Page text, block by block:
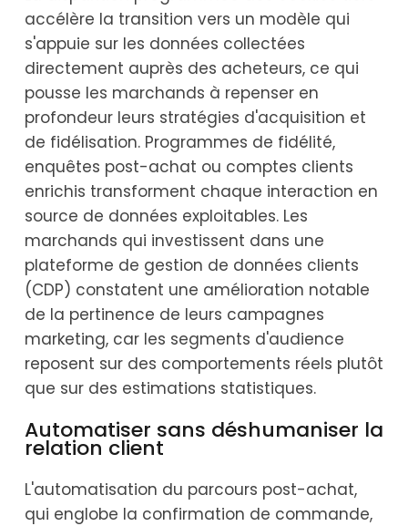
accélère la transition vers un modèle qui
s'appuie sur les données collectées
directement auprès des acheteurs, ce qui
pousse les marchands à repenser en
profondeur leurs stratégies d'acquisition et
de fidélisation. Programmes de fidélité,
enquêtes post-achat ou comptes clients
enrichis transforment chaque interaction en
source de données exploitables. Les
marchands qui investissent dans une
plateforme de gestion de données clients
(CDP) constatent une amélioration notable
de la pertinence de leurs campagnes
marketing, car les segments d'audience
reposent sur des comportements réels plutôt
que sur des estimations statistiques.
Automatiser sans déshumaniser la
relation client
L'automatisation du parcours post-achat,
qui englobe la confirmation de commande,